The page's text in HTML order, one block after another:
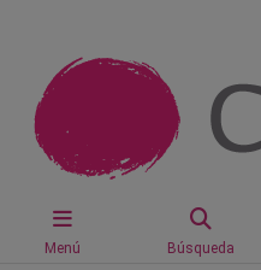
Menú Búsqueda